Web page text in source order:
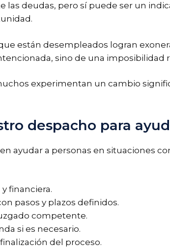
deudas, pero sí puede ser un
están desempleados logran
sino de una imposibilidad
experimentan un cambio
despacho para
ayudar a personas en situaciones
financiera.
pasos y plazos definidos.
competente.
si es necesario.
del proceso.